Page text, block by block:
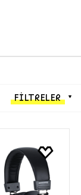
FİLTRELER